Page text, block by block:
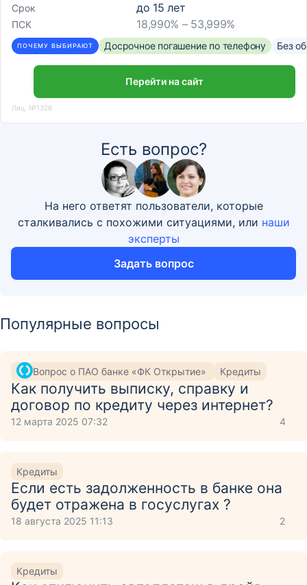
Срок до 15 лет
ПСК 18,990% – 53,999%
ПОЧЕМУ ВЫБИРАЮТ Досрочное погашение по телефону Без
Перейти на сайт
Лиц. №1326
Есть вопрос?
На него ответят пользователи, которые
сталкивались с похожими ситуациями, или наши
эксперты
Задать вопрос
Популярные вопросы
Вопрос о ПАО банке «ФК Открытие» Кредиты
Как получить выписку, справку и
договор по кредиту через интернет?
12 марта 2025 07:32 4
Кредиты
Если есть задолженность в банке она
будет отражена в госуслугах ?
18 августа 2025 11:13 2
Кредиты